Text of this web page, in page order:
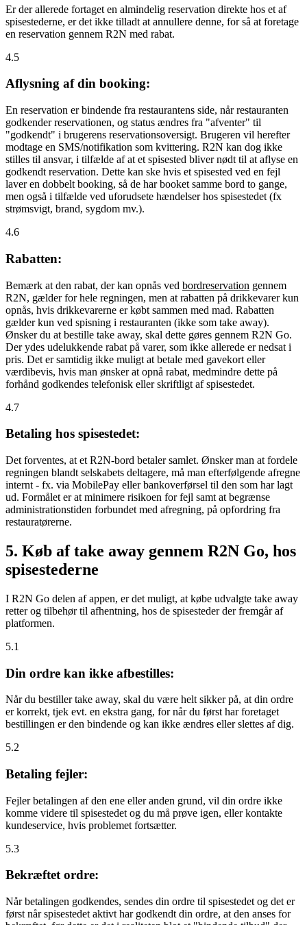
Er der allerede fortaget en almindelig reservation direkte hos et af
spisestederne, er det ikke tilladt at annullere denne, for så at foretage
en reservation gennem R2N med rabat.
4.5
Aflysning af din booking:
En reservation er bindende fra restaurantens side, når restauranten
godkender reservationen, og status ændres fra "afventer" til
"godkendt" i brugerens reservationsoversigt. Brugeren vil herefter
modtage en SMS/notifikation som kvittering. R2N kan dog ikke
stilles til ansvar, i tilfælde af at et spisested bliver nødt til at aflyse en
godkendt reservation. Dette kan ske hvis et spisested ved en fejl
laver en dobbelt booking, så de har booket samme bord to gange,
men også i tilfælde ved uforudsete hændelser hos spisestedet (fx
strømsvigt, brand, sygdom mv.).
4.6
Rabatten:
Bemærk at den rabat, der kan opnås ved bordreservation gennem
R2N, gælder for hele regningen, men at rabatten på drikkevarer kun
opnås, hvis drikkevarerne er købt sammen med mad. Rabatten
gælder kun ved spisning i restauranten (ikke som take away).
Ønsker du at bestille take away, skal dette gøres gennem R2N Go.
Der ydes udelukkende rabat på varer, som ikke allerede er nedsat i
pris. Det er samtidig ikke muligt at betale med gavekort eller
værdibevis, hvis man ønsker at opnå rabat, medmindre dette på
forhånd godkendes telefonisk eller skriftligt af spisestedet.
4.7
Betaling hos spisestedet:
Det forventes, at et R2N-bord betaler samlet. Ønsker man at fordele
regningen blandt selskabets deltagere, må man efterfølgende afregne
internt - fx. via MobilePay eller bankoverførsel til den som har lagt
ud. Formålet er at minimere risikoen for fejl samt at begrænse
administrationstiden forbundet med afregning, på opfordring fra
restauratørerne.
5. Køb af take away gennem R2N Go, hos
spisestederne
I R2N Go delen af appen, er det muligt, at købe udvalgte take away
retter og tilbehør til afhentning, hos de spisesteder der fremgår af
platformen.
5.1
Din ordre kan ikke afbestilles:
Når du bestiller take away, skal du være helt sikker på, at din ordre
er korrekt, tjek evt. en ekstra gang, for når du først har foretaget
bestillingen er den bindende og kan ikke ændres eller slettes af dig.
5.2
Betaling fejler:
Fejler betalingen af den ene eller anden grund, vil din ordre ikke
komme videre til spisestedet og du må prøve igen, eller kontakte
kundeservice, hvis problemet fortsætter.
5.3
Bekræftet ordre:
Når betalingen godkendes, sendes din ordre til spisestedet og det er
først når spisestedet aktivt har godkendt din ordre, at den anses for